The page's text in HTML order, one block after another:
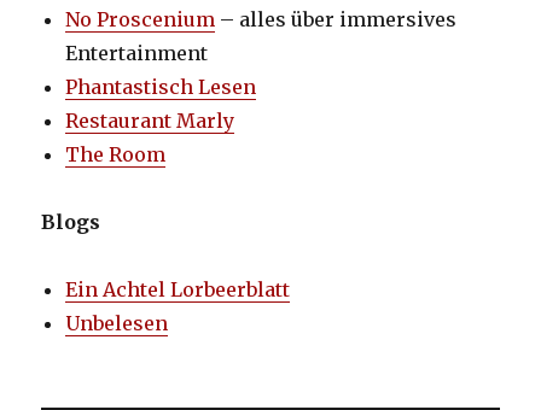
No Proscenium – alles über immersives
Entertainment
Phantastisch Lesen
Restaurant Marly
The Room
Blogs
Ein Achtel Lorbeerblatt
Unbelesen